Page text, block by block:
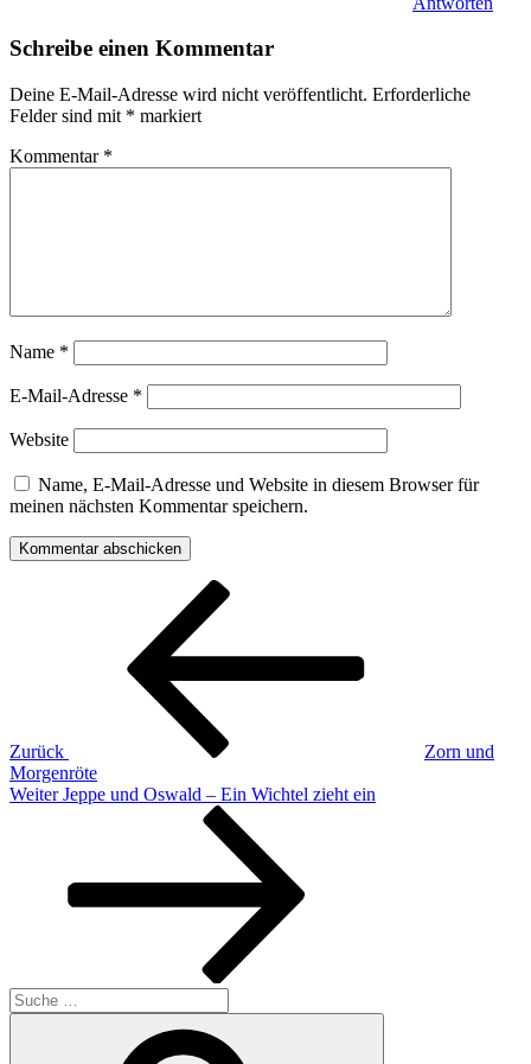
Schreibe einen Kommentar
Deine E-Mail-Adresse wird nicht veröffentlicht. Erforderliche
Felder sind mit * markiert
Kommentar *
Name *
E-Mail-Adresse *
Website
Name, E-Mail-Adresse und Website in diesem Browser für
meinen nächsten Kommentar speichern.
Beitragsnavigation
Zurück
Zorn und
Morgenröte
Nächster
Weiter Jeppe und Oswald – Ein Wichtel zieht ein
Suche
nach: